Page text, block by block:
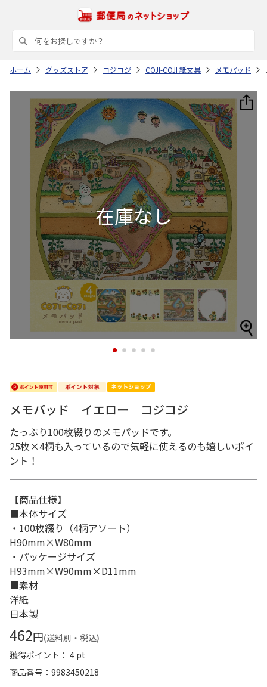
ホーム グッズストア コジコジ COJI-COJI 紙文具 メモパッド
1 2 3 4 5
メモパッド イエロー コジコジ
たっぷり100枚綴りのメモパッドです。
25枚×4柄も入っているので気軽に使えるのも嬉しいポイ
ント！
【商品仕様】
■本体サイズ
・100枚綴り（4柄アソート）
H90mm×W80mm
・パッケージサイズ
H93mm×W90mm×D11mm
■素材
洋紙
日本製
462円(送料別・税込)
獲得ポイント： 4 pt
商品番号
9983450218